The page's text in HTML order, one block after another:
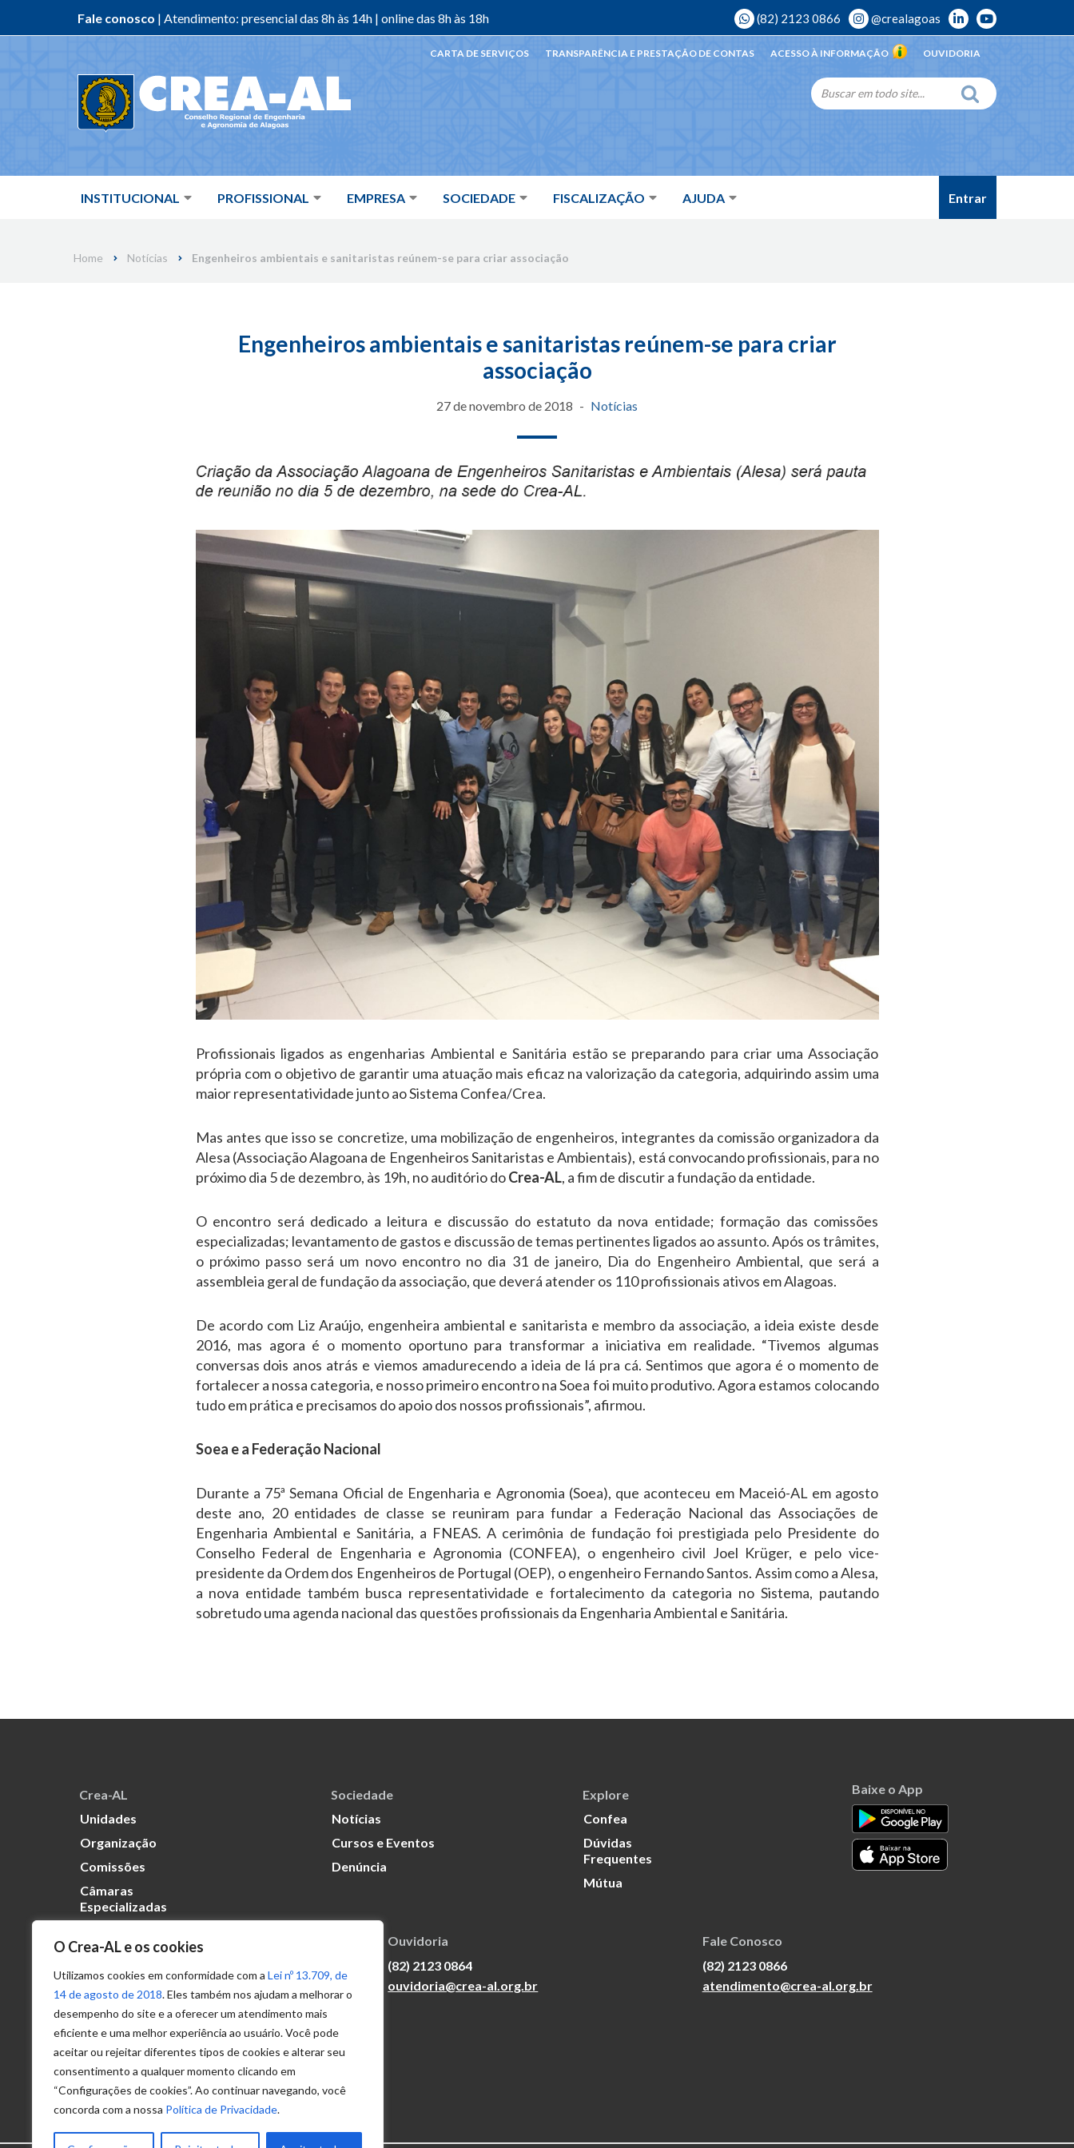
O Crea-AL e os cookies
Utilizamos cookies em conformidade com a Lei nº 13.709, de
14 de agosto de 2018. Eles também nos ajudam a melhorar o
desempenho do site e a oferecer um atendimento mais
eficiente e uma melhor experiência ao usuário. Você pode
aceitar ou rejeitar diferentes tipos de cookies e alterar seu
consentimento a qualquer momento clicando em
“Configurações de cookies”. Ao continuar navegando, você
concorda com a nossa Política de Privacidade.
Fale conosco | Atendimento: presencial das 8h às 14h | online das 8h às 18h (82) 2123 0866 @crealagoas
INSTITUCIONAL PROFISSIONAL EMPRESA SOCIEDADE FISCALIZAÇÃO AJUDA
OUVIDORIA
ACESSO À INFORMAÇÃO
TRANSPARÊNCIA E PRESTAÇÃO DE CONTAS
CARTA DE SERVIÇOS
Entrar
Home Notícias Engenheiros ambientais e sanitaristas reúnem-se para criar associação
Engenheiros ambientais e sanitaristas reúnem-se para criar
associação
27 de novembro de 2018 Notícias
Profissionais ligados as engenharias Ambiental e Sanitária estão se preparando para criar uma Associação
própria com o objetivo de garantir uma atuação mais eficaz na valorização da categoria, adquirindo assim uma
maior representatividade junto ao Sistema Confea/Crea.
Mas antes que isso se concretize, uma mobilização de engenheiros, integrantes da comissão organizadora da
Alesa (Associação Alagoana de Engenheiros Sanitaristas e Ambientais), está convocando profissionais, para no
próximo dia 5 de dezembro, às 19h, no auditório doCrea-AL, a fim de discutir a fundação da entidade.
O encontro será dedicado a leitura e discussão do estatuto da nova entidade; formação das comissões
especializadas; levantamento de gastos e discussão de temas pertinentes ligados ao assunto. Após os trâmites,
o próximo passo será um novo encontro no dia 31 de janeiro, Dia do Engenheiro Ambiental, que será a
assembleia geral de fundação da associação, que deverá atender os 110 profissionais ativos em Alagoas.
De acordo com Liz Araújo, engenheira ambiental e sanitarista e membro da associação, a ideia existe desde
2016, mas agora é o momento oportuno para transformar a iniciativa em realidade. “Tivemos algumas
conversas dois anos atrás e viemos amadurecendo a ideia de lá pra cá. Sentimos que agora é o momento de
fortalecer a nossa categoria, e nosso primeiro encontro na Soea foi muito produtivo. Agora estamos colocando
tudo em prática e precisamos do apoio dos nossos profissionais”, afirmou.
Soea e a Federação Nacional
Durante a 75ª Semana Oficial de Engenharia e Agronomia (Soea), que aconteceu em Maceió-AL em agosto
deste ano, 20 entidades de classe se reuniram para fundar a Federação Nacional das Associações de
Engenharia Ambiental e Sanitária, a FNEAS. A cerimônia de fundação foi prestigiada pelo Presidente do
Conselho Federal de Engenharia e Agronomia (CONFEA), o engenheiro civil Joel Krüger, e pelo vice-
presidente da Ordem dos Engenheiros de Portugal (OEP), o engenheiro Fernando Santos. Assim como a Alesa,
a nova entidade também busca representatividade e fortalecimento da categoria no Sistema, pautando
sobretudo uma agenda nacional das questões profissionais da Engenharia Ambiental e Sanitária.
Crea-AL
Unidades
Organização
Comissões
Câmaras
Especializadas
Sociedade
Notícias
Cursos e Eventos
Denúncia
Explore
Confea
Dúvidas
Frequentes
Mútua
Baixe o App
Transparência
Portal
Acesso à
Informação
Política de
Privacidade de
Dados
Ouvidoria
(82) 2123 0864
ouvidoria@crea-al.org.br
Fale Conosco
(82) 2123 0866
atendimento@crea-al.org.br